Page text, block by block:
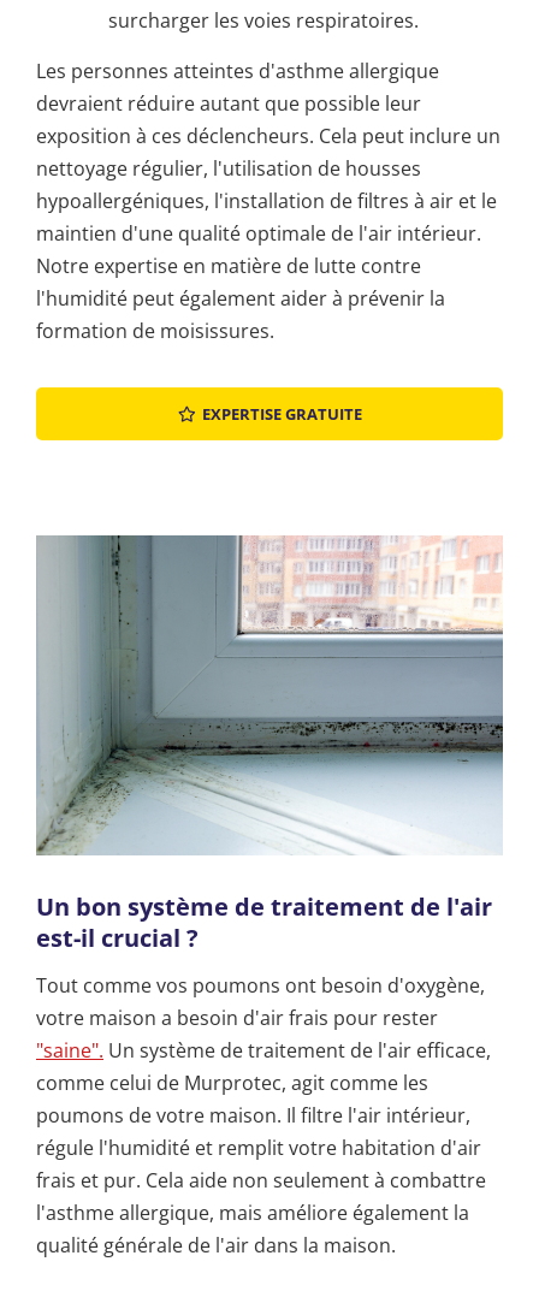
surcharger les voies respiratoires.
Les personnes atteintes d'asthme allergique
devraient réduire autant que possible leur
exposition à ces déclencheurs. Cela peut inclure un
nettoyage régulier, l'utilisation de housses
hypoallergéniques, l'installation de filtres à air et le
maintien d'une qualité optimale de l'air intérieur.
Notre expertise en matière de lutte contre
l'humidité peut également aider à prévenir la
formation de moisissures.
EXPERTISE GRATUITE
Un bon système de traitement de l'air
est-il crucial ?
Tout comme vos poumons ont besoin d'oxygène,
votre maison a besoin d'air frais pour rester
"saine". Un système de traitement de l'air efficace,
comme celui de Murprotec, agit comme les
poumons de votre maison. Il filtre l'air intérieur,
régule l'humidité et remplit votre habitation d'air
frais et pur. Cela aide non seulement à combattre
l'asthme allergique, mais améliore également la
qualité générale de l'air dans la maison.